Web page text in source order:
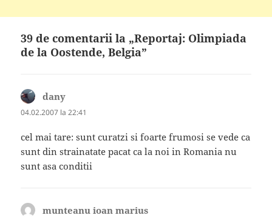
39 de comentarii la „Reportaj: Olimpiada
de la Oostende, Belgia”
dany
04.02.2007 la 22:41
cel mai tare: sunt curatzi si foarte frumosi se vede ca
sunt din strainatate pacat ca la noi in Romania nu
sunt asa conditii
munteanu ioan marius